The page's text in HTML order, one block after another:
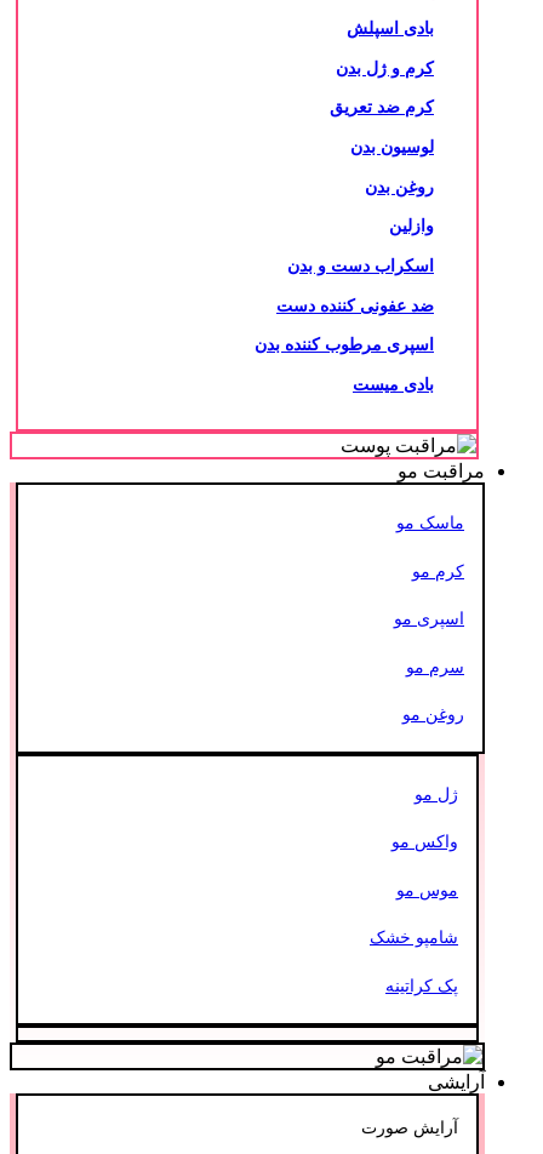
بادی اسپلش
کرم و ژل بدن
کرم ضد تعریق
لوسیون بدن
روغن بدن
وازلین
اسکراب دست و بدن
ضد عفونی کننده دست
اسپری مرطوب کننده بدن
بادی میست
مراقبت مو
ماسک مو
کرم مو
اسپری مو
سرم مو
روغن مو
ژل مو
واکس مو
موس مو
شامپو خشک
پک کراتینه
آرایشی
آرایش صورت